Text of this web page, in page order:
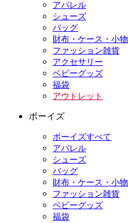
アパレル
シューズ
バッグ
財布・ケース・小物
ファッション雑貨
アクセサリー
ベビーグッズ
福袋
アウトレット
ボーイズ
ボーイズすべて
アパレル
シューズ
バッグ
財布・ケース・小物
ファッション雑貨
ベビーグッズ
福袋